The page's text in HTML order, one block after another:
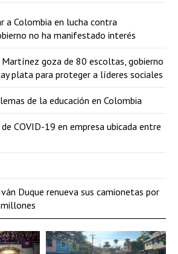
a Colombia en lucha contra
no ha manifestado interés
goza de 80 escoltas, gobierno
plata para proteger a líderes sociales
de la educación en Colombia
COVID-19 en empresa ubicada entre
Duque renueva sus camionetas por